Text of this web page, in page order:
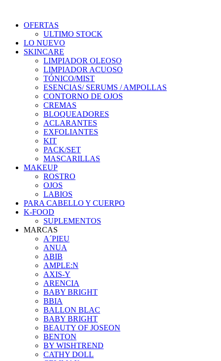
OFERTAS
ULTIMO STOCK
LO NUEVO
SKINCARE
LIMPIADOR OLEOSO
LIMPIADOR ACUOSO
TÓNICO/MIST
ESENCIAS/ SERUMS / AMPOLLAS
CONTORNO DE OJOS
CREMAS
BLOQUEADORES
ACLARANTES
EXFOLIANTES
KIT
PACK/SET
MASCARILLAS
MAKEUP
ROSTRO
OJOS
LABIOS
PARA CABELLO Y CUERPO
K-FOOD
SUPLEMENTOS
MARCAS
A´PIEU
ANUA
ABIB
AMPLE:N
AXIS-Y
ARENCIA
BABY BRIGHT
BBIA
BALLON BLAC
BABY BRIGHT
BEAUTY OF JOSEON
BENTON
BY WISHTREND
CATHY DOLL